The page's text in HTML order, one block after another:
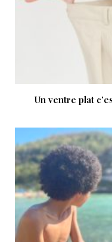
Un ventre plat